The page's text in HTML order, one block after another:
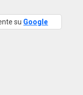
su Google